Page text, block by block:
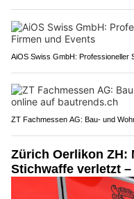
AiOS Swiss GmbH: Professioneller
ZT Fachmessen AG: Bau- und
Zürich Oerlikon ZH:
Stichwaffe verletzt